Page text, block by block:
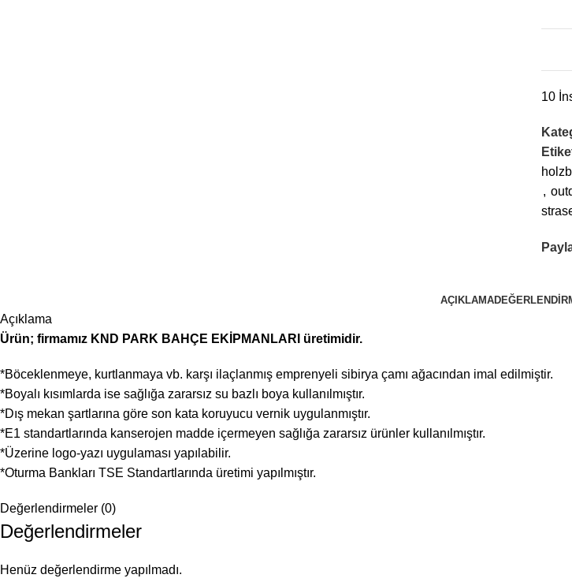
10
,
AÇIKLAMA
Açıklama
Ürün; firmamız KND PARK BAHÇE EKİPMANLARI üretimidir.
*Böceklenmeye, kurtlanmaya vb. karşı ilaçlanmış emprenyeli sibirya çamı ağacından imal edilmiştir.
*Boyalı kısımlarda ise sağlığa zararsız su bazlı boya kullanılmıştır.
*Dış mekan şartlarına göre son kata koruyucu vernik uygulanmıştır.
*E1 standartlarında kanserojen madde içermeyen sağlığa zararsız ürünler kullanılmıştır.
*Üzerine logo-yazı uygulaması yapılabilir.
*Oturma Bankları TSE Standartlarında üretimi yapılmıştır.
Değerlendirmeler (0)
Değerlendirmeler
Henüz değerlendirme yapılmadı.